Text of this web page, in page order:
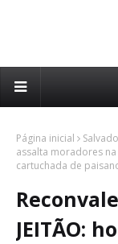
Página inicial
assalta moradores
cartuchada de
JEITÃO: